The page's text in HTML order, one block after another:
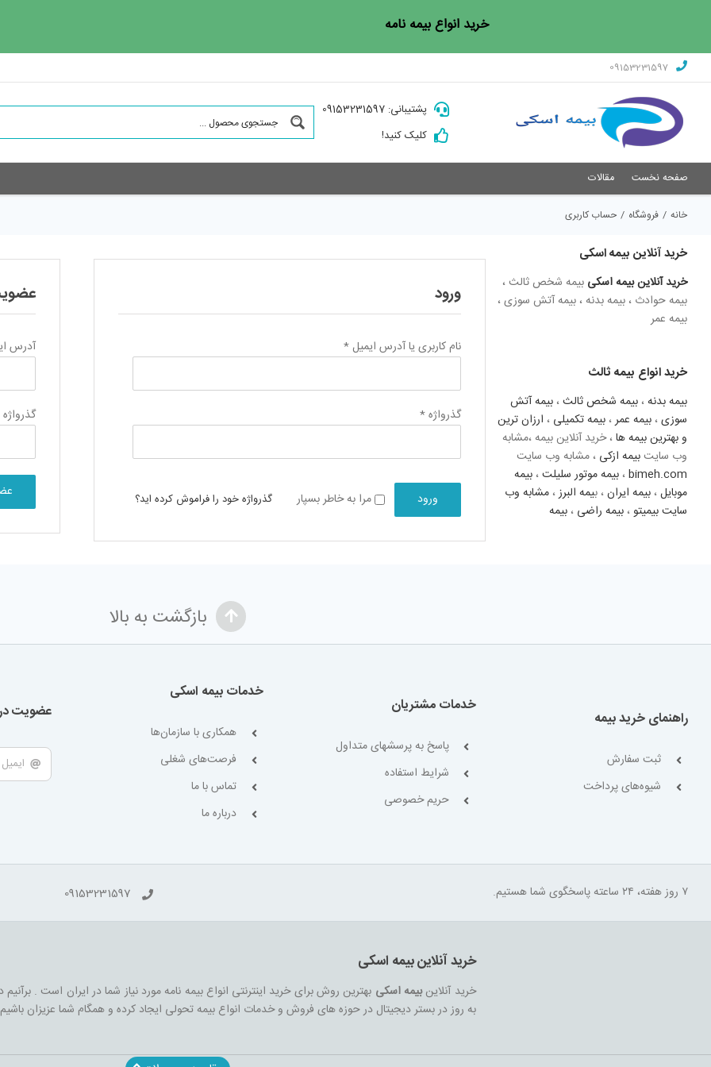
خرید انواع بیمه نامه
پشتیبانی: 09153231597
کلیک کنید!
صفحه نخست مقالات
خانه / فروشگاه / حساب کاربری
ورود
نام کاربری یا آدرس ایمیل *
گذرواژه*
مرا به خاطر بسپار ورود گذرواژه خود را فراموش کرده اید؟
آدرس
گذرواژه
خرید آنلاین بیمه اسکی
خرید آنلاین بیمه اسکی بیمه شخص ثالث ،
بیمه حوادث ، بیمه بدنه ، بیمه آتش سوزی ،
بیمه عمر
خرید انواع بیمه ثالث
بیمه بدنه، بیمه شخص ثالث، بیمه آتش
سوزی، بیمه عمر، بیمه تکمیلی ، ارزان ترین
و بهترین بیمه ها، خرید آنلاین بیمه ،مشابه
وب سایتبیمه ازکی ، مشابه وب سایت
bimeh.com، بیمه موتور سلیلت، بیمه
موبایل، بیمه ایران، بیمه البرز، مشابه وب
سایت بیمیتو، بیمه راضی ، بیمه
بازگشت به بالا
راهنمای خرید بیمه
ثبت سفارش
شیوه‌های پرداخت
خدمات مشتریان
پاسخ به پرسشهای متداول
شرایط استفاده
حریم خصوصی
خدمات بیمه اسکی
همکاری با سازمان‌ها
فرصت‌های شغلی
تماس با ما
درباره ما
عضویت
۷ روز هفته، ۲۴ ساعته پاسخگوی شما هستیم. 09153231597
خرید آنلاین بیمه اسکی
خرید آنلاینبیمه اسکی بهترین روش برای خرید اینترنتی انواع بیمه نامه مورد نیاز شما در ایران است .
به روز در بستر دیجیتال در حوزه های فروش و خدمات انواع بیمه تحولی ایجاد کرده و همگام شما عزیزان